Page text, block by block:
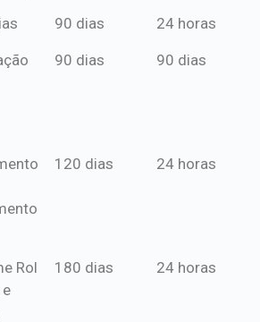
90 dias 24 horas
90 dias 90 dias
120 dias 24 horas
Rol
180 dias 24 horas